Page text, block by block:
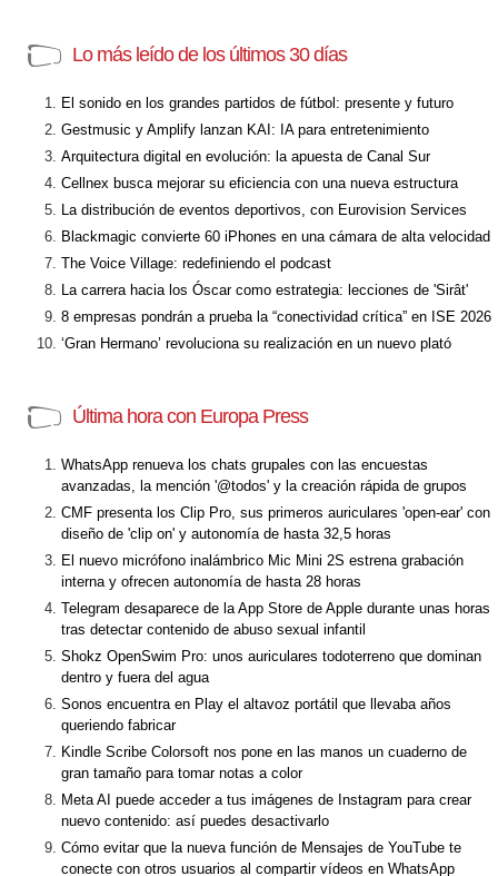
Lo más leído de los últimos 30 días
El sonido en los grandes partidos de fútbol: presente y futuro
Gestmusic y Amplify lanzan KAI: IA para entretenimiento
Arquitectura digital en evolución: la apuesta de Canal Sur
Cellnex busca mejorar su eficiencia con una nueva estructura
La distribución de eventos deportivos, con Eurovision Services
Blackmagic convierte 60 iPhones en una cámara de alta velocidad
The Voice Village: redefiniendo el podcast
La carrera hacia los Óscar como estrategia: lecciones de 'Sirât'
8 empresas pondrán a prueba la “conectividad crítica” en ISE 2026
‘Gran Hermano’ revoluciona su realización en un nuevo plató
Última hora con Europa Press
WhatsApp renueva los chats grupales con las encuestas
avanzadas, la mención '@todos' y la creación rápida de grupos
CMF presenta los Clip Pro, sus primeros auriculares 'open-ear' con
diseño de 'clip on' y autonomía de hasta 32,5 horas
El nuevo micrófono inalámbrico Mic Mini 2S estrena grabación
interna y ofrecen autonomía de hasta 28 horas
Telegram desaparece de la App Store de Apple durante unas horas
tras detectar contenido de abuso sexual infantil
Shokz OpenSwim Pro: unos auriculares todoterreno que dominan
dentro y fuera del agua
Sonos encuentra en Play el altavoz portátil que llevaba años
queriendo fabricar
Kindle Scribe Colorsoft nos pone en las manos un cuaderno de
gran tamaño para tomar notas a color
Meta AI puede acceder a tus imágenes de Instagram para crear
nuevo contenido: así puedes desactivarlo
Cómo evitar que la nueva función de Mensajes de YouTube te
conecte con otros usuarios al compartir vídeos en WhatsApp